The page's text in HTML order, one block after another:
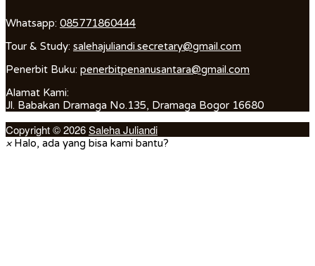
Whatsapp: 085771860444
Tour & Study: salehajuliandi.secretary@gmail.com
Penerbit Buku: penerbitpenanusantara@gmail.com
Alamat Kami:
Jl. Babakan Dramaga No.135, Dramaga Bogor 16680
Copyright © 2026Saleha Juliandi
× Halo, ada yang bisa kami bantu?